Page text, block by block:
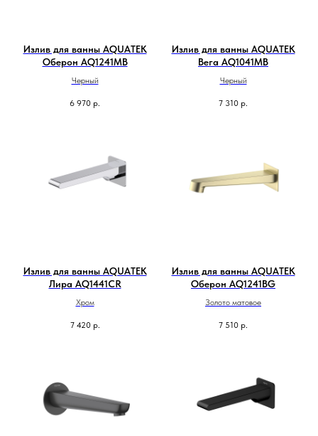
Излив для ванны AQUATEK
Оберон AQ1241MB
Черный
6 970 р.
Излив для ванны AQUATEK
Вега AQ1041MB
Черный
7 310 р.
Излив для ванны AQUATEK
Лира AQ1441CR
Хром
7 420 р.
Излив для ванны AQUATEK
Оберон AQ1241BG
Золото матовое
7 510 р.